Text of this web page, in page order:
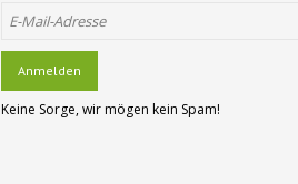
Anmelden
Keine Sorge, wir mögen kein Spam!